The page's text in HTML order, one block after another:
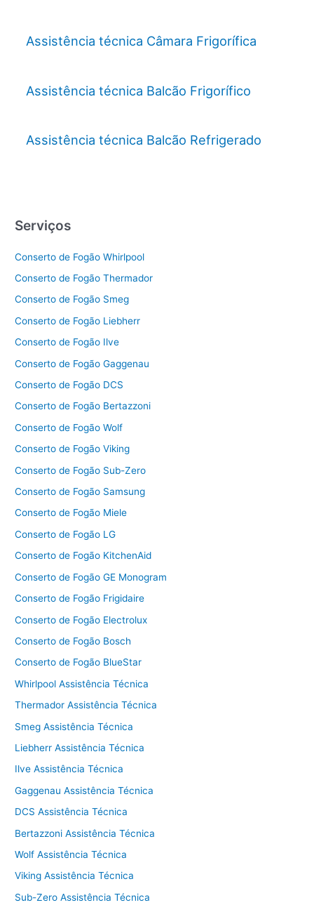
Assistência técnica Câmara Frigorífica
Assistência técnica Balcão Frigorífico
Assistência técnica Balcão Refrigerado
Serviços
Conserto de Fogão Whirlpool
Conserto de Fogão Thermador
Conserto de Fogão Smeg
Conserto de Fogão Liebherr
Conserto de Fogão Ilve
Conserto de Fogão Gaggenau
Conserto de Fogão DCS
Conserto de Fogão Bertazzoni
Conserto de Fogão Wolf
Conserto de Fogão Viking
Conserto de Fogão Sub-Zero
Conserto de Fogão Samsung
Conserto de Fogão Miele
Conserto de Fogão LG
Conserto de Fogão KitchenAid
Conserto de Fogão GE Monogram
Conserto de Fogão Frigidaire
Conserto de Fogão Electrolux
Conserto de Fogão Bosch
Conserto de Fogão BlueStar
Whirlpool Assistência Técnica
Thermador Assistência Técnica
Smeg Assistência Técnica
Liebherr Assistência Técnica
Ilve Assistência Técnica
Gaggenau Assistência Técnica
DCS Assistência Técnica
Bertazzoni Assistência Técnica
Wolf Assistência Técnica
Viking Assistência Técnica
Sub-Zero Assistência Técnica